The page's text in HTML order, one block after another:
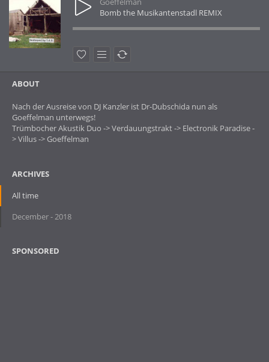
Bomb the Musikantenstadl REMIX
ABOUT
Nach der Ausreise von DJ Kanzler ist Dr-Dubschida nun als
Goeffelman unterwegs!
Trümbocher Akustik Duo -> Verdauungstrakt -> Electronik Paradise -
> Villus -> Goeffelman
ARCHIVES
All time
December - 2018
SPONSORED